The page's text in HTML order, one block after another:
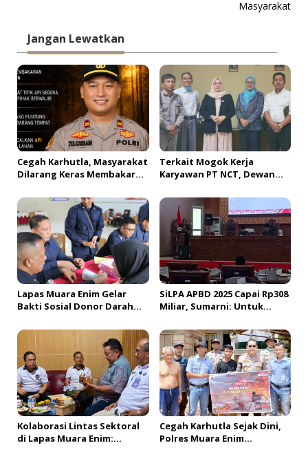
a
s
i
p
o
s
Masyarakat
Jangan Lewatkan
Cegah Karhutla, Masyarakat
Dilarang Keras Membakar
Terkait Mogok Kerja
Karyawan PT NCT, Dewan
NCT dan PT HBAP
Lapas Muara Enim Gelar
Bakti Sosial Donor Darah
Memperingati HUT ke-81
Republik Indonesia
SiLPA APBD 2025 Capai Rp308
Miliar, Sumarni: Untuk
Kolaborasi Lintas Sektoral
di Lapas Muara Enim:
Cegah Karhutla Sejak Dini,
Polres Muara Enim